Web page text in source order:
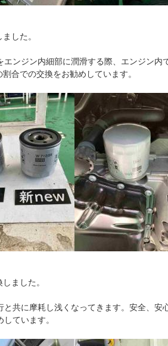
した。
ンジン内細部に潤滑する際、エンジン内
合での交換をお勧めしています。
ました。
共に摩耗し浅くなってきます。安全、安
ています。